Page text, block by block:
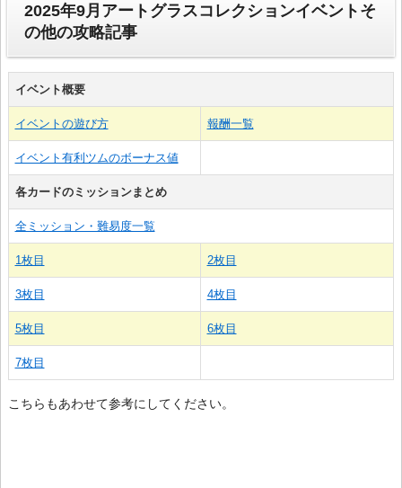
2025年9月アートグラスコレクションイベントそ
の他の攻略記事
イベント概要
イベントの遊び方 報酬一覧
イベント有利ツムのボーナス値
各カードのミッションまとめ
全ミッション・難易度一覧
1枚目 2枚目
3枚目 4枚目
5枚目 6枚目
7枚目
こちらもあわせて参考にしてください。